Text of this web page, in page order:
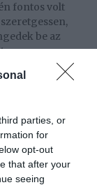
parties, or
for
opt-out
that after your
seeing
fontos volt
be az